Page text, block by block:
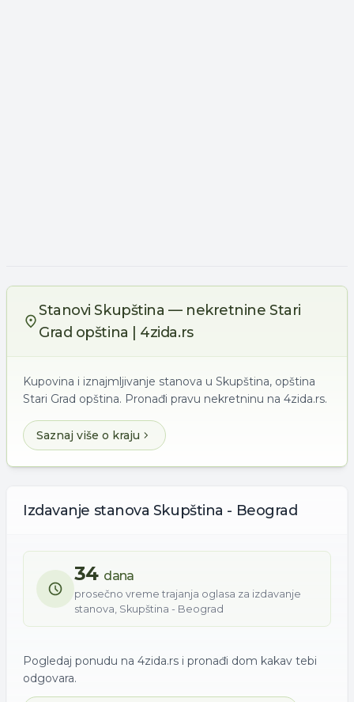
Stanovi Skupština — nekretnine Stari
Grad opština | 4zida.rs
Kupovina i iznajmljivanje stanova u Skupština, opština
Stari Grad opština. Pronađi pravu nekretninu na 4zida.rs.
Saznaj više o kraju
Izdavanje stanova Skupština - Beograd
34 dana
prosečno vreme trajanja oglasa za izdavanje
stanova, Skupština - Beograd
Pogledaj ponudu na 4zida.rs i pronađi dom kakav tebi
odgovara.